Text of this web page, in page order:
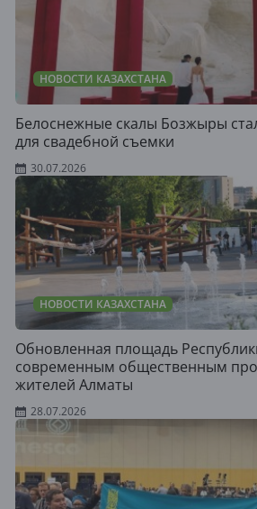
НОВОСТИ КАЗАХСТАНА
Белоснежные скалы Бозжыры
для свадебной съемки
30.07.2026
НОВОСТИ КАЗАХСТАНА
Обновленная площадь
современным общественным
жителей Алматы
28.07.2026